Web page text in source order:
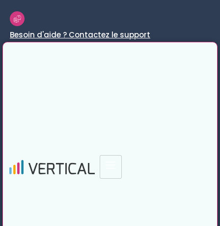
Besoin d'aide ? Contactez le support